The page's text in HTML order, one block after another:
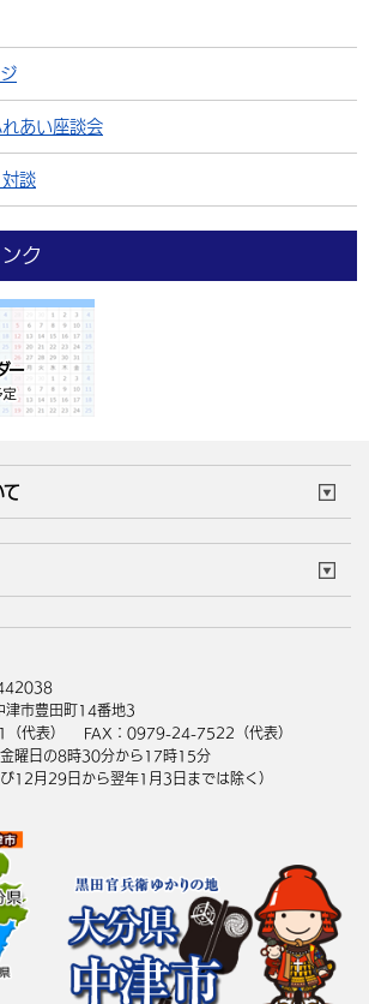
あい座談会
談
ク
て
組織案内
市豊田町14番地3
代表）
FAX：0979-24-7522（代表）
曜日の8時30分から17時15分
び12月29日から翌年1月3日までは除く）